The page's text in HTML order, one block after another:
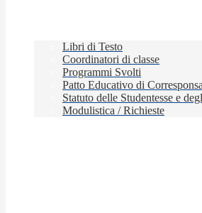
Libri di Testo
Coordinatori di classe
Programmi Svolti
Patto Educativo di
Statuto delle Studentesse e
Modulistica / Richieste